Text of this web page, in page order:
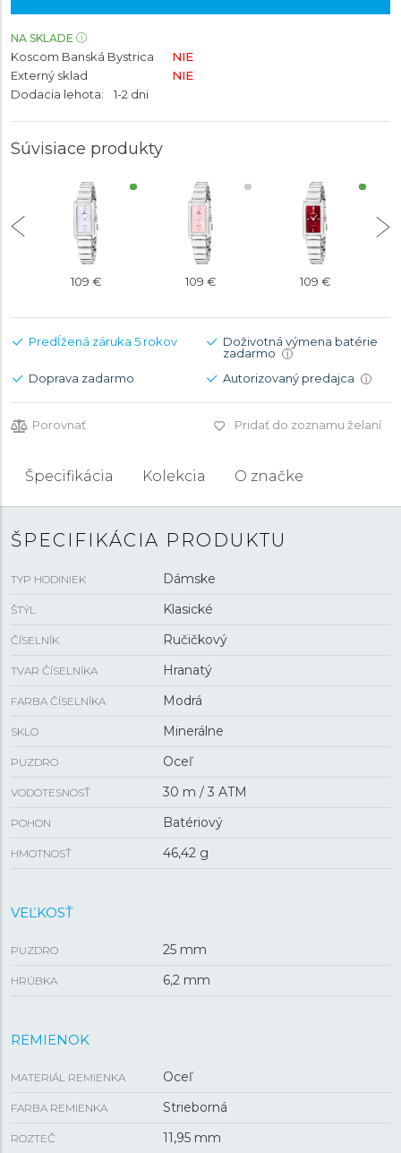
NA SKLADE
Koscom Banská Bystrica
NIE
Externý sklad
NIE
Dodacia lehota:
1-2 dni
Súvisiace produkty
109 € 109 € 109 €
Predĺžená záruka 5 rokov
Doživotná výmena batérie
zadarmo
i
Doprava zadarmo Autorizovaný predajca i
Porovnať Pridať do zoznamu želaní
Špecifikácia Kolekcia O značke
ŠPECIFIKÁCIA PRODUKTU
TYP HODINIEK Dámske
ŠTÝL Klasické
ČÍSELNÍK Ručičkový
TVAR ČÍSELNÍKA Hranatý
FARBA ČÍSELNÍKA Modrá
SKLO Minerálne
PUZDRO Oceľ
VODOTESNOSŤ 30 m / 3 ATM
POHON Batériový
HMOTNOSŤ 46,42 g
VEĽKOSŤ
PUZDRO 25 mm
HRÚBKA 6,2 mm
REMIENOK
MATERIÁL REMIENKA Oceľ
FARBA REMIENKA Strieborná
ROZTEČ 11,95 mm